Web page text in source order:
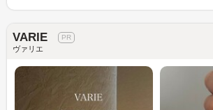
VARIE
ヴァリエ